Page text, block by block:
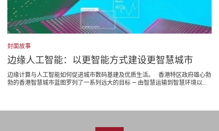
封面故事
边缘人工智能：以更智能方式建设更智慧城市
边缘计算与人工智能如何促进城市数码基建及优质生活。 香港特区政府雄心勃
勃的香港智慧城市蓝图罗列了一系列远大的目标 — 由智慧运输到智慧环境以...